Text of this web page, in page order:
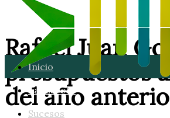
Inicio
Lanzarote
Sucesos
Rafael Juan
presupuestos
del año